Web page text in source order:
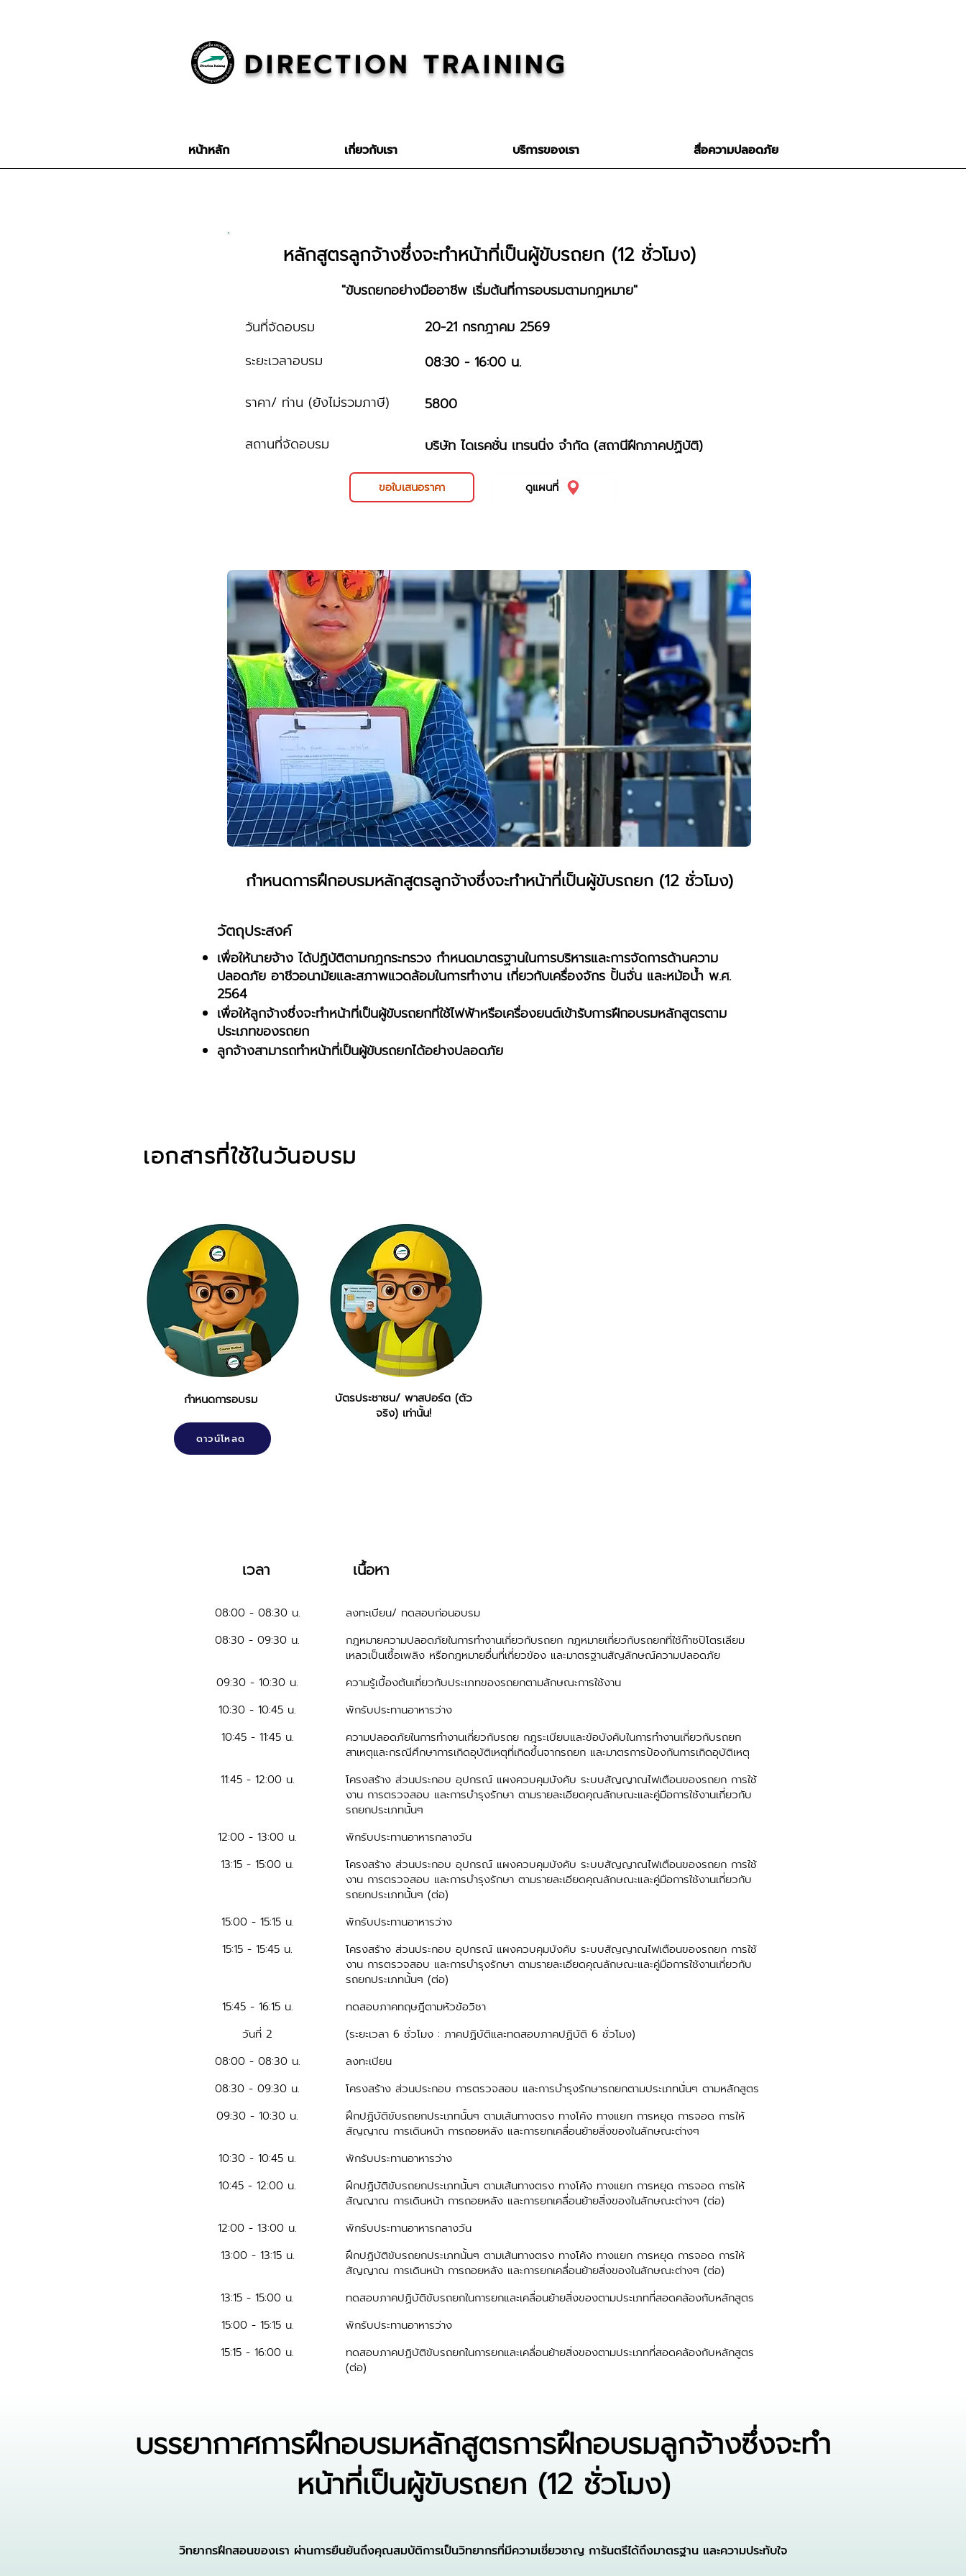
DIRECTION TRAINING
หน้าหลัก เกี่ยวกับเรา บริการของเรา สื่อความปลอดภัย
หลักสูตรลูกจ้างซึ่งจะทำหน้าที่เป็นผู้ขับรถยก (12 ชั่วโมง)
"ขับรถยกอย่างมืออาชีพ เริ่มต้นที่การอบรมตามกฎหมาย"
วันที่จัดอบรม
ระยะเวลาอบรม
20-21 กรกฎาคม 2569
08:30 - 16:00 น.
ราคา/ ท่าน (ยังไม่รวมภาษี)
5800
สถานที่จัดอบรม
บริษัท ไดเรคชั่น เทรนนิ่ง จำกัด (สถานีฝึกภาคปฏิบัติ)
ขอใบเสนอราคา ดูแผนที่
กำหนดการฝึกอบรมหลักสูตรลูกจ้างซึ่งจะทำหน้าที่เป็นผู้ขับรถยก (12 ชั่วโมง)
วัตถุประสงค์
เพื่อให้นายจ้าง ได้ปฏิบัติตามกฎกระทรวง กำหนดมาตรฐานในการบริหารและการจัดการด้านความ
ปลอดภัย อาชีวอนามัยและสภาพแวดล้อมในการทำงาน เกี่ยวกับเครื่องจักร ปั้นจั่น และหม้อน้ำ พ.ศ.
2564
เพื่อให้ลูกจ้างซึ่งจะทำหน้าที่เป็นผู้ขับรถยกที่ใช้ไฟฟ้าหรือเครื่องยนต์เข้ารับการฝึกอบรมหลักสูตรตาม
ประเภทของรถยก
ลูกจ้างสามารถทำหน้าที่เป็นผู้ขับรถยกได้อย่างปลอดภัย
เอกสารที่ใช้ในวันอบรม
กำหนดการอบรม
ดาวน์โหลด
บัตรประชาชน/ พาสปอร์ต (ตัว
จริง) เท่านั้น!
เวลา เนื้อหา
08:00 - 08:30 น.
ลงทะเบียน/ ทดสอบก่อนอบรม
08:30 - 09:30 น.
กฎหมายความปลอดภัยในการทำงานเกี่ยวกับรถยก กฎหมายเกี่ยวกับรถยกที่ใช้ก๊าซปิโตรเลียม
เหลวเป็นเชื้อเพลิง หรือกฎหมายอื่นที่เกี่ยวข้อง และมาตรฐานสัญลักษณ์ความปลอดภัย
09:30 - 10:30 น.
ความรู้เบื้องต้นเกี่ยวกับประเภทของรถยกตามลักษณะการใช้งาน
10:30 - 10:45 น.
พักรับประทานอาหารว่าง
10:45 - 11:45 น.
ความปลอดภัยในการทำงานเกี่ยวกับรถย กฎระเบียบและข้อบังคับในการทำงานเกี่ยวกับรถยก
สาเหตุและกรณีศึกษาการเกิดอุบัติเหตุที่เกิดขึ้นจากรถยก และมาตรการป้องกันการเกิดอุบัติเหตุ
11:45 - 12:00 น.
โครงสร้าง ส่วนประกอบ อุปกรณ์ แผงควบคุมบังคับ ระบบสัญญาณไฟเตือนของรถยก การใช้
งาน การตรวจสอบ และการบำรุงรักษา ตามรายละเอียดคุณลักษณะและคู่มือการใช้งานเกี่ยวกับ
รถยกประเภทนั้นๆ
12:00 - 13:00 น.
พักรับประทานอาหารกลางวัน
13:15 - 15:00 น.
โครงสร้าง ส่วนประกอบ อุปกรณ์ แผงควบคุมบังคับ ระบบสัญญาณไฟเตือนของรถยก การใช้
งาน การตรวจสอบ และการบำรุงรักษา ตามรายละเอียดคุณลักษณะและคู่มือการใช้งานเกี่ยวกับ
รถยกประเภทนั้นๆ (ต่อ)
15:00 - 15:15 น.
พักรับประทานอาหารว่าง
15:15 - 15:45 น.
โครงสร้าง ส่วนประกอบ อุปกรณ์ แผงควบคุมบังคับ ระบบสัญญาณไฟเตือนของรถยก การใช้
งาน การตรวจสอบ และการบำรุงรักษา ตามรายละเอียดคุณลักษณะและคู่มือการใช้งานเกี่ยวกับ
รถยกประเภทนั้นๆ (ต่อ)
15:45 - 16:15 น.
ทดสอบภาคทฤษฎีตามหัวข้อวิชา
วันที่ 2
(ระยะเวลา 6 ชั่วโมง : ภาคปฏิบัติและทดสอบภาคปฏิบัติ 6 ชั่วโมง)
08:00 - 08:30 น.
ลงทะเบียน
08:30 - 09:30 น.
โครงสร้าง ส่วนประกอบ การตรวจสอบ และการบำรุงรักษารถยกตามประเภทนั่นๆ ตามหลักสูตร
09:30 - 10:30 น.
ฝึกปฏิบัติขับรถยกประเภทนั้นๆ ตามเส้นทางตรง ทางโค้ง ทางแยก การหยุด การจอด การให้
สัญญาณ การเดินหน้า การถอยหลัง และการยกเคลื่อนย้ายสิ่งของในลักษณะต่างๆ
10:30 - 10:45 น.
พักรับประทานอาหารว่าง
10:45 - 12:00 น.
ฝึกปฏิบัติขับรถยกประเภทนั้นๆ ตามเส้นทางตรง ทางโค้ง ทางแยก การหยุด การจอด การให้
สัญญาณ การเดินหน้า การถอยหลัง และการยกเคลื่อนย้ายสิ่งของในลักษณะต่างๆ (ต่อ)
12:00 - 13:00 น.
พักรับประทานอาหารกลางวัน
13:00 - 13:15 น.
ฝึกปฏิบัติขับรถยกประเภทนั้นๆ ตามเส้นทางตรง ทางโค้ง ทางแยก การหยุด การจอด การให้
สัญญาณ การเดินหน้า การถอยหลัง และการยกเคลื่อนย้ายสิ่งของในลักษณะต่างๆ (ต่อ)
13:15 - 15:00 น.
ทดสอบภาคปฏิบัติขับรถยกในการยกและเคลื่อนย้ายสิ่งของตามประเภทที่สอดคล้องกับหลักสูตร
15:00 - 15:15 น.
พักรับประทานอาหารว่าง
15:15 - 16:00 น.
ทดสอบภาคปฏิบัติขับรถยกในการยกและเคลื่อนย้ายสิ่งของตามประเภทที่สอดคล้องกับหลักสูตร
(ต่อ)
บรรยากาศการฝึกอบรมหลักสูตรการฝึกอบรมลูกจ้างซึ่งจะทำ
หน้าที่เป็นผู้ขับรถยก (12 ชั่วโมง)
วิทยากรฝึกสอนของเรา ผ่านการยืนยันถึงคุณสมบัติการเป็นวิทยากรที่มีความเชี่ยวชาญ การันตรีได้ถึงมาตรฐาน และความประทับใจ